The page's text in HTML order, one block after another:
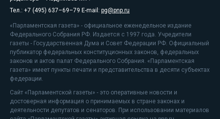
Тел.: +7 (495) 637–69–79 E-mail: pg@pnp.ru
«Парламентская газета» - официальное еженедельное издание
Федерального Собрания РФ. Издается с 1997 года. Учредители
газеты - Государственная Дума и Совет Федерации РФ. Официальный
публикатор федеральных конституционных законов, федеральных
законов и актов палат Федерального Собрания. «Парламентская
газета» имеет пункты печати и представительства в десяти субъектах
федерации.
Сайт «Парламентской газеты» - это оперативные новости и
достоверная информация о принимаемых в стране законах и
деятельности депутатов и сенаторов. При использовании материалов